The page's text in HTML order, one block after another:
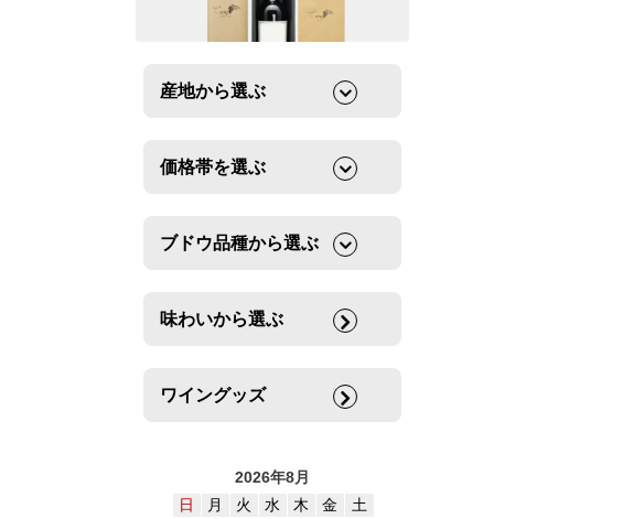
産地から選ぶ
価格帯を選ぶ
ブドウ品種から選ぶ
味わいから選ぶ
ワイングッズ
2026年8月
日
月 火 水 木 金
土